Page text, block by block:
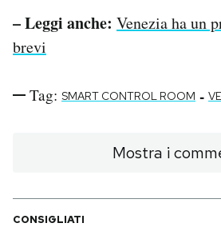
– Leggi anche: Venezia ha un
brevi
Tag: SMART CONTROL ROOM -
Mostra i
CONSIGLIATI